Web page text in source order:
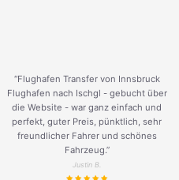
“Flughafen Transfer von Innsbruck
Flughafen nach Ischgl - gebucht über
die Website - war ganz einfach und
perfekt, guter Preis, pünktlich, sehr
freundlicher Fahrer und schönes
Fahrzeug.”
Justin B.